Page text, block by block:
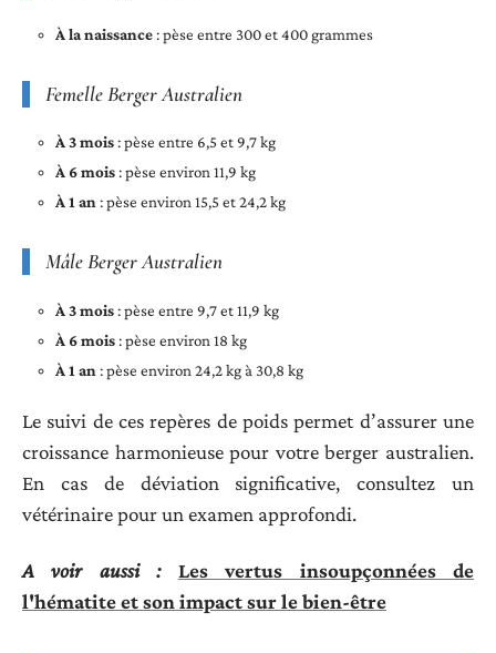
À la naissance: pèse entre 300 et 400 grammes
Femelle Berger Australien
À 3 mois: pèse entre 6,5 et 9,7 kg
À 6 mois: pèse environ 11,9 kg
À 1 an : pèse environ 15,5 et 24,2 kg
Mâle Berger Australien
À 3 mois: pèse entre 9,7 et 11,9 kg
À 6 mois: pèse environ 18 kg
À 1 an : pèse environ 24,2 kg à 30,8 kg
Le suivi de ces repères de poids permet d’assurer une
croissance harmonieuse pour votre berger australien.
En cas de déviation significative, consultez un
vétérinaire pour un examen approfondi.
A voir aussi :
Les vertus insoupçonnées de
l'hématite et son impact sur le bien-être